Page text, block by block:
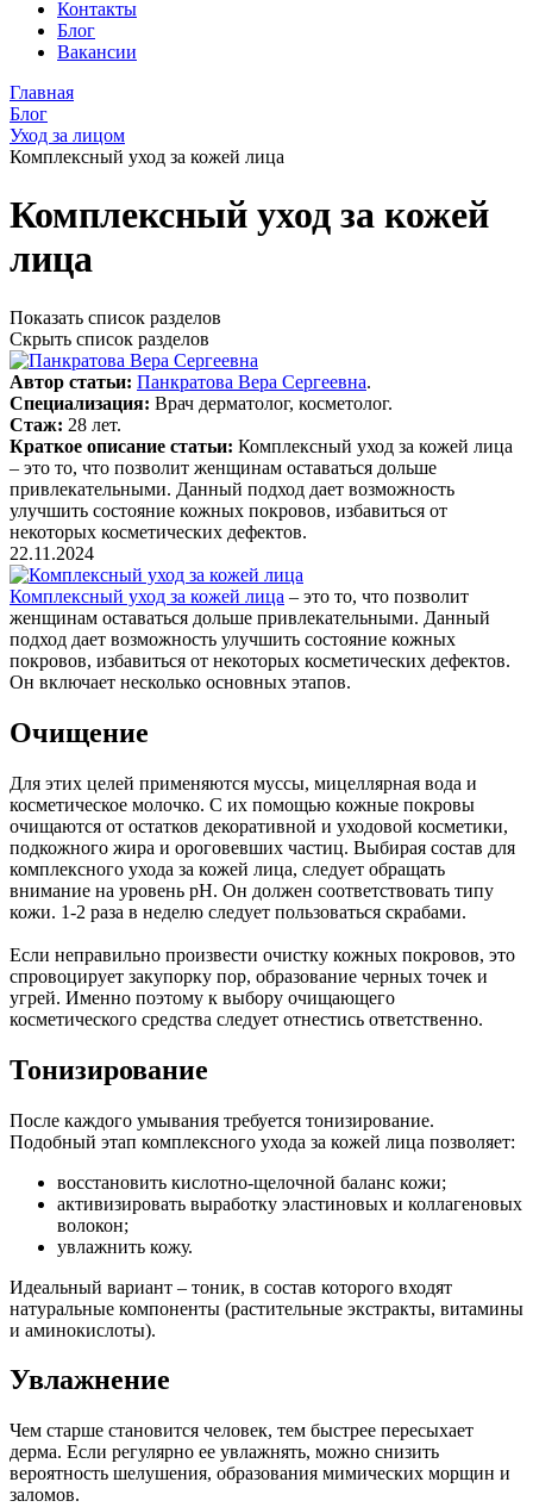
Контакты
Блог
Вакансии
Главная
Блог
Уход за лицом
Комплексный уход за кожей лица
Комплексный уход за кожей
лица
Показать список разделов
Скрыть список разделов
Автор статьи: Панкратова Вера Сергеевна.
Специализация: Врач дерматолог, косметолог.
Стаж: 28 лет.
Краткое описание статьи: Комплексный уход за кожей лица
– это то, что позволит женщинам оставаться дольше
привлекательными. Данный подход дает возможность
улучшить состояние кожных покровов, избавиться от
некоторых косметических дефектов.
22.11.2024
Комплексный уход за кожей лица – это то, что позволит
женщинам оставаться дольше привлекательными. Данный
подход дает возможность улучшить состояние кожных
покровов, избавиться от некоторых косметических дефектов.
Он включает несколько основных этапов.
Очищение
Для этих целей применяются муссы, мицеллярная вода и
косметическое молочко. С их помощью кожные покровы
очищаются от остатков декоративной и уходовой косметики,
подкожного жира и ороговевших частиц. Выбирая состав для
комплексного ухода за кожей лица, следует обращать
внимание на уровень рН. Он должен соответствовать типу
кожи. 1-2 раза в неделю следует пользоваться скрабами.
Если неправильно произвести очистку кожных покровов, это
спровоцирует закупорку пор, образование черных точек и
угрей. Именно поэтому к выбору очищающего
косметического средства следует отнестись ответственно.
Тонизирование
После каждого умывания требуется тонизирование.
Подобный этап комплексного ухода за кожей лица позволяет:
восстановить кислотно-щелочной баланс кожи;
активизировать выработку эластиновых и коллагеновых
волокон;
увлажнить кожу.
Идеальный вариант – тоник, в состав которого входят
натуральные компоненты (растительные экстракты, витамины
и аминокислоты).
Увлажнение
Чем старше становится человек, тем быстрее пересыхает
дерма. Если регулярно ее увлажнять, можно снизить
вероятность шелушения, образования мимических морщин и
заломов.